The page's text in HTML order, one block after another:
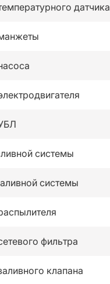
датчика
системы
системы
фильтра
клапана